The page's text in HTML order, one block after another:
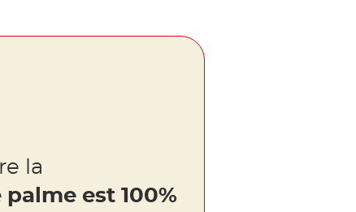
la
est 100%